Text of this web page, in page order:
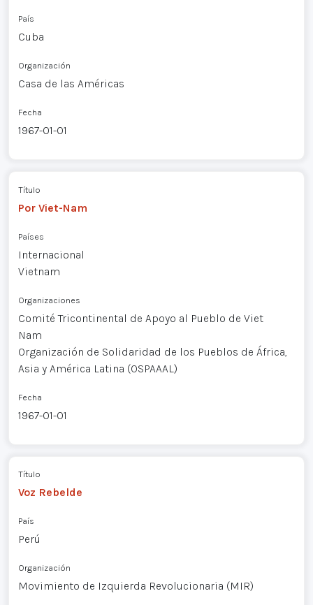
País
Cuba
Organización
Casa de las Américas
Fecha
1967-01-01
Título
Por Viet-Nam
Países
Internacional
Vietnam
Organizaciones
Comité Tricontinental de Apoyo al Pueblo de Viet
Nam
Organización de Solidaridad de los Pueblos de África,
Asia y América Latina (OSPAAAL)
Fecha
1967-01-01
Título
Voz Rebelde
País
Perú
Organización
Movimiento de Izquierda Revolucionaria (MIR)